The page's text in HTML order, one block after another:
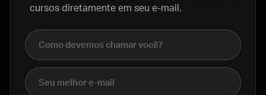
cursos diretamente em seu e-mail.
Nome completo
E-mail